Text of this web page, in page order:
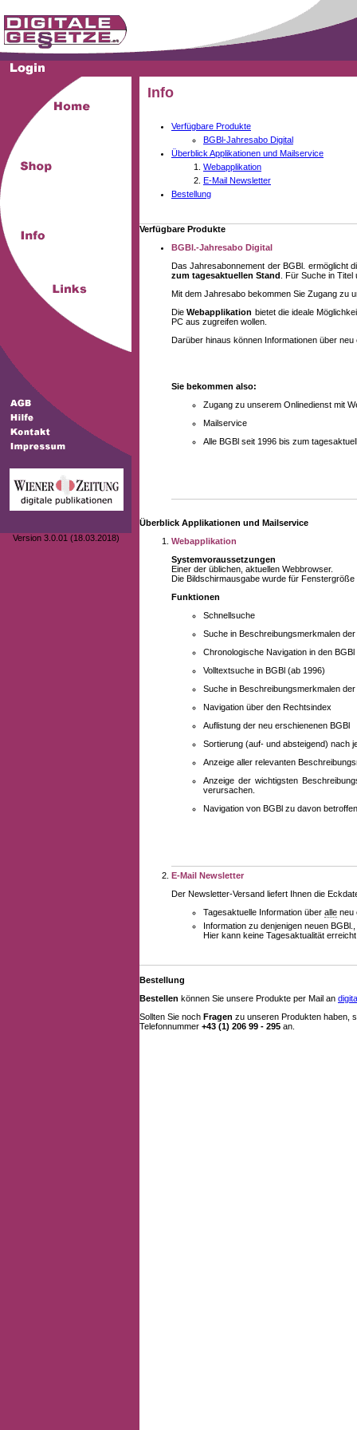
Version 3.0.01 (18.03.2018)
Info
Verfügbare Produkte
BGBl-Jahresabo Digital
Überblick Applikationen und Mailservice
Webapplikation
E-Mail Newsletter
Bestellung
Verfügbare Produkte
BGBl.-Jahresabo Digital
Das Jahresabonnement der BGBl. ermöglicht
zum tagesaktuellen Stand . Für Suche in
Mit dem Jahresabo bekommen Sie Zugang zu
DieWebapplikation bietet die ideale
PC aus zugreifen wollen.
Darüber hinaus können Informationen über
Sie bekommen also:
Zugang zu unserem Onlinedienst mit
Mailservice
Alle BGBl seit 1996 bis zum
Überblick Applikationen und Mailservice
Webapplikation
Systemvoraussetzungen
Einer der üblichen, aktuellen Webbrowser.
Die Bildschirmausgabe wurde für
Funktionen
Schnellsuche
Suche in Beschreibungsmerkmalen
Chronologische Navigation in den BGBl
Volltextsuche in BGBl (ab 1996)
Suche in Beschreibungsmerkmalen
Navigation über den Rechtsindex
Auflistung der neu erschienenen BGBl
Sortierung (auf- und absteigend) nach
Anzeige aller relevanten
Anzeige der wichtigsten
verursachen.
Navigation von BGBl zu davon
E-Mail Newsletter
Der Newsletter-Versand liefert Ihnen die
Tagesaktuelle Information über alle neu
Information zu denjenigen neuen
Hier kann keine Tagesaktualität
Bestellung
Bestellen können Sie unsere Produkte per Mail an
Sollten Sie noch Fragen zu unseren Produkten haben,
Telefonnummer +43 (1) 206 99 - 295 an.